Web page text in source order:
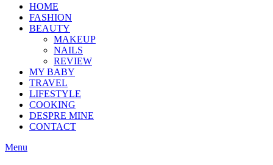
HOME
FASHION
BEAUTY
MAKEUP
NAILS
REVIEW
MY BABY
TRAVEL
LIFESTYLE
COOKING
DESPRE MINE
CONTACT
Menu